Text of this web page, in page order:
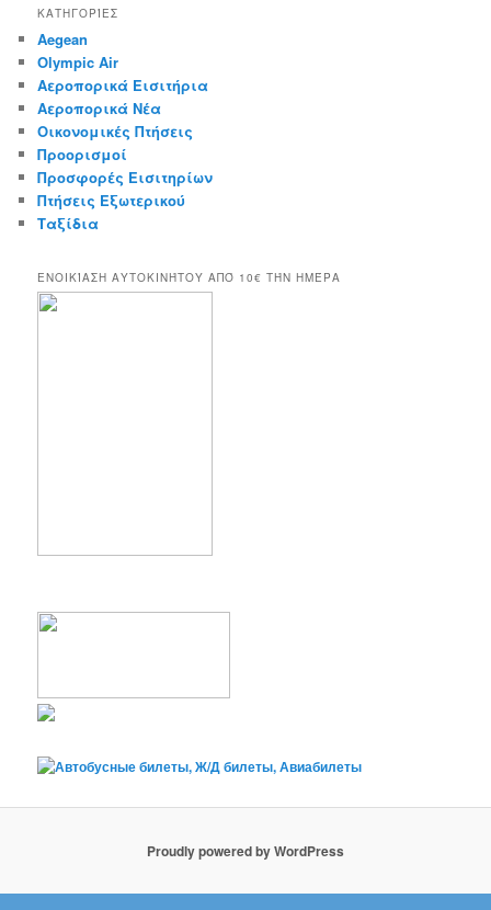
r
h
ΚΑΤΗΓΟΡΊΕΣ
Aegean
Olympic Air
Αεροπορικά Εισιτήρια
Αεροπορικά Νέα
Οικονομικές Πτήσεις
Προορισμοί
Προσφορές Εισιτηρίων
Πτήσεις Εξωτερικού
Ταξίδια
ΕΝΟΙΚΊΑΣΗ ΑΥΤΟΚΙΝΉΤΟΥ ΑΠΌ 10€ ΤΉΝ ΗΜΈΡΑ
Proudly powered by WordPress